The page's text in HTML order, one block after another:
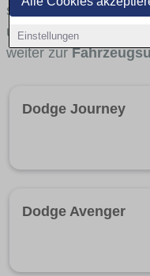
Einstellungen
schnellen Überblick
und für wen Dodge
weiter zur
Dodge Journey
Dodge Avenger